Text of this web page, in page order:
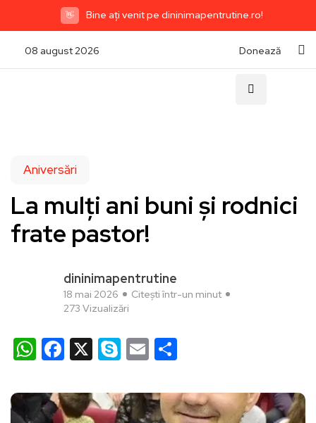
👋 Bine ați venit pe dininimapentrutine.ro!
08 august 2026 Donează
Aniversări
La mulți ani buni și rodnici
frate pastor!
dininimapentrutine
18 mai 2026
Citești într-un minut
273 Vizualizări
WhatsApp
Facebook
X Skype
Email